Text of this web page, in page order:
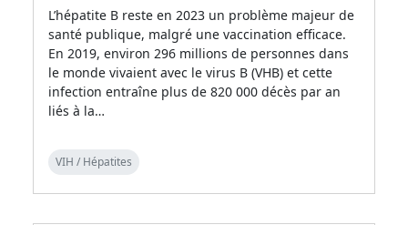
L’hépatite B reste en 2023 un problème majeur de
santé publique, malgré une vaccination efficace.
En 2019, environ 296 millions de personnes dans
le monde vivaient avec le virus B (VHB) et cette
infection entraîne plus de 820 000 décès par an
liés à la…
VIH / Hépatites